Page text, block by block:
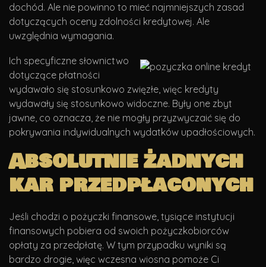
dochód. Ale nie powinno to mieć najmniejszych zasad
dotyczących oceny zdolności kredytowej. Ale
uwzględnia wymagania.
Ich specyficzne słownictwo
dotyczące płatności
wydawało się stosunkowo zwięzłe, więc kredyty
wydawały się stosunkowo widoczne. Były one zbyt
jawne, co oznacza, że ​​nie mogły przyzwyczaić się do
pokrywania indywidualnych wydatków upadłościowych.
Absolutnie żadnych
kar przedpłaconych
Jeśli chodzi o pożyczki finansowe, tysiące instytucji
finansowych pobiera od swoich pożyczkobiorców
opłaty za przedpłatę. W tym przypadku wyniki są
bardzo drogie, więc wczesna wiosna pomoże Ci